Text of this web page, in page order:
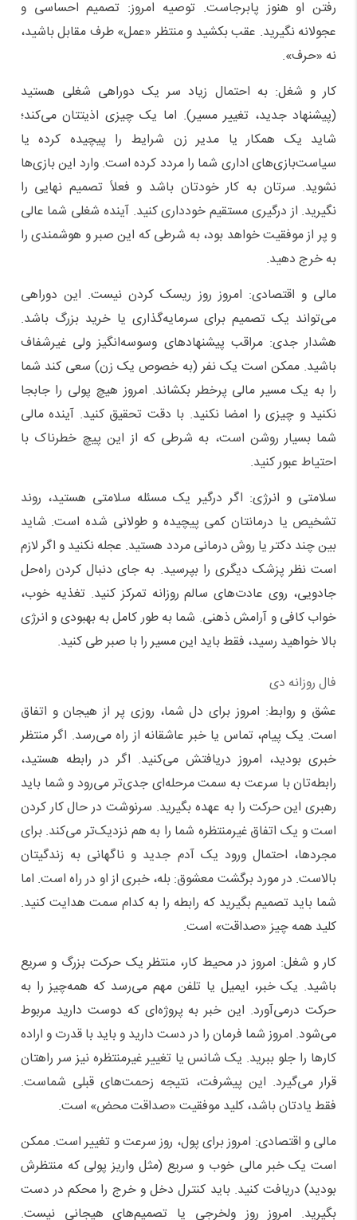
رفتن او هنوز پابرجاست. توصیه امروز: تصمیم احساسی و
عجولانه نگیرید. عقب بکشید و منتظر «عمل» طرف مقابل باشید،
نه «حرف».
کار و شغل: به احتمال زیاد سر یک دوراهی شغلی هستید
(پیشنهاد جدید، تغییر مسیر). اما یک چیزی اذیتتان می‌کند؛
شاید یک همکار یا مدیر زن شرایط را پیچیده کرده یا
سیاست‌بازی‌های اداری شما را مردد کرده است. وارد این بازی‌ها
نشوید. سرتان به کار خودتان باشد و فعلاً تصمیم نهایی را
نگیرید. از درگیری مستقیم خودداری کنید. آینده شغلی شما عالی
و پر از موفقیت خواهد بود، به شرطی که این صبر و هوشمندی را
به خرج دهید.
مالی و اقتصادی: امروز روز ریسک کردن نیست. این دوراهی
می‌تواند یک تصمیم برای سرمایه‌گذاری یا خرید بزرگ باشد.
هشدار جدی: مراقب پیشنهادهای وسوسه‌انگیز ولی غیرشفاف
باشید. ممکن است یک نفر (به خصوص یک زن) سعی کند شما
را به یک مسیر مالی پرخطر بکشاند. امروز هیچ پولی را جابجا
نکنید و چیزی را امضا نکنید. با دقت تحقیق کنید. آینده مالی
شما بسیار روشن است، به شرطی که از این پیچ خطرناک با
احتیاط عبور کنید.
سلامتی و انرژی: اگر درگیر یک مسئله سلامتی هستید، روند
تشخیص یا درمانتان کمی پیچیده و طولانی شده است. شاید
بین چند دکتر یا روش درمانی مردد هستید. عجله نکنید و اگر لازم
است نظر پزشک دیگری را بپرسید. به جای دنبال کردن راه‌حل
جادویی، روی عادت‌های سالم روزانه تمرکز کنید. تغذیه خوب،
خواب کافی و آرامش ذهنی. شما به طور کامل به بهبودی و انرژی
بالا خواهید رسید، فقط باید این مسیر را با صبر طی کنید.
فال روزانه دی
عشق و روابط: امروز برای دل شما، روزی پر از هیجان و اتفاق
است. یک پیام، تماس یا خبر عاشقانه از راه می‌رسد. اگر منتظر
خبری بودید، امروز دریافتش می‌کنید. اگر در رابطه هستید،
رابطه‌تان با سرعت به سمت مرحله‌ای جدی‌تر می‌رود و شما باید
رهبری این حرکت را به عهده بگیرید. سرنوشت در حال کار کردن
است و یک اتفاق غیرمنتظره شما را به هم نزدیک‌تر می‌کند. برای
مجردها، احتمال ورود یک آدم جدید و ناگهانی به زندگیتان
بالاست. در مورد برگشت معشوق: بله، خبری از او در راه است. اما
شما باید تصمیم بگیرید که رابطه را به کدام سمت هدایت کنید.
کلید همه چیز «صداقت» است.
کار و شغل: امروز در محیط کار، منتظر یک حرکت بزرگ و سریع
باشید. یک خبر، ایمیل یا تلفن مهم می‌رسد که همه‌چیز را به
حرکت درمی‌آورد. این خبر به پروژه‌ای که دوست دارید مربوط
می‌شود. امروز شما فرمان را در دست دارید و باید با قدرت و اراده
کارها را جلو ببرید. یک شانس یا تغییر غیرمنتظره نیز سر راهتان
قرار می‌گیرد. این پیشرفت، نتیجه زحمت‌های قبلی شماست.
فقط یادتان باشد، کلید موفقیت «صداقت محض» است.
مالی و اقتصادی: امروز برای پول، روز سرعت و تغییر است. ممکن
است یک خبر مالی خوب و سریع (مثل واریز پولی که منتظرش
بودید) دریافت کنید. باید کنترل دخل و خرج را محکم در دست
بگیرید. امروز روز ولخرجی یا تصمیم‌های هیجانی نیست.